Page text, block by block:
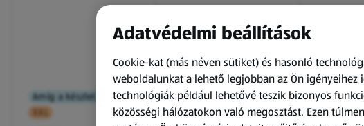
Amíg a készlet tart
XXL
Amíg a készlet tart
XXL
Amíg a
XXL
Adatvédelmi beállítások
Cookie-kat (más néven sütiket) és hasonló
weboldalunkat a lehető legjobban az Ön igényeihez
technológiák például lehetővé teszik bizonyos
közösségi hálózatokon való megosztást. Ezen